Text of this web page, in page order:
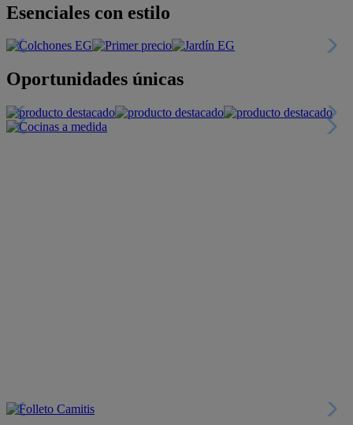
Esenciales con estilo
Oportunidades únicas